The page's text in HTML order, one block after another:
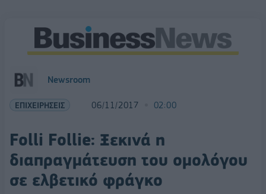
Newsroom
ΕΠΙΧΕΙΡΗΣΕΙΣ 06/11/2017 02:00
Folli Follie: Ξεκινά η
διαπραγμάτευση του ομολόγου
σε ελβετικό φράγκο